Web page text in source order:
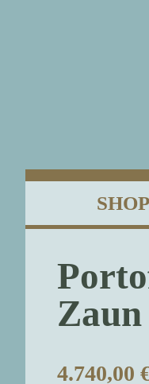
SHOP
Zaun
4.740,00